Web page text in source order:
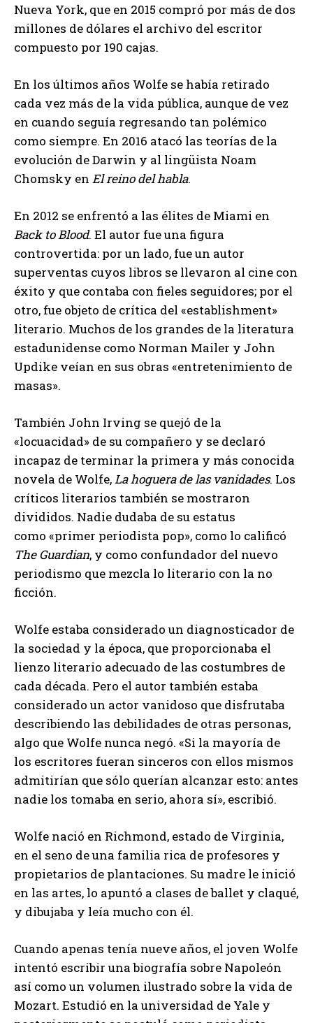
Nueva York, que en 2015 compró por más de dos
millones de dólares el archivo del escritor
compuesto por 190 cajas.
En los últimos años Wolfe se había retirado
cada vez más de la vida pública, aunque de vez
en cuando seguía regresando tan polémico
como siempre. En 2016 atacó las teorías de la
evolución de Darwin y al lingüista Noam
Chomsky en El reino del habla.
En 2012 se enfrentó a las élites de Miami en
Back to Blood. El autor fue una figura
controvertida: por un lado, fue un autor
superventas cuyos libros se llevaron al cine con
éxito y que contaba con fieles seguidores; por el
otro, fue objeto de crítica del «establishment»
literario. Muchos de los grandes de la literatura
estadunidense como Norman Mailer y John
Updike veían en sus obras «entretenimiento de
masas».
También John Irving se quejó de la
«locuacidad» de su compañero y se declaró
incapaz de terminar la primera y más conocida
novela de Wolfe,La hoguera de las vanidades. Los
críticos literarios también se mostraron
divididos. Nadie dudaba de su estatus
como «primer periodista pop», como lo calificó
The Guardian, y como confundador del nuevo
periodismo que mezcla lo literario con la no
ficción.
Wolfe estaba considerado un diagnosticador de
la sociedad y la época, que proporcionaba el
lienzo literario adecuado de las costumbres de
cada década. Pero el autor también estaba
considerado un actor vanidoso que disfrutaba
describiendo las debilidades de otras personas,
algo que Wolfe nunca negó. «Si la mayoría de
los escritores fueran sinceros con ellos mismos
admitirían que sólo querían alcanzar esto: antes
nadie los tomaba en serio, ahora sí», escribió.
Wolfe nació en Richmond, estado de Virginia,
en el seno de una familia rica de profesores y
propietarios de plantaciones. Su madre le inició
en las artes, lo apuntó a clases de ballet y claqué,
y dibujaba y leía mucho con él.
Cuando apenas tenía nueve años, el joven Wolfe
intentó escribir una biografía sobre Napoleón
así como un volumen ilustrado sobre la vida de
Mozart. Estudió en la universidad de Yale y